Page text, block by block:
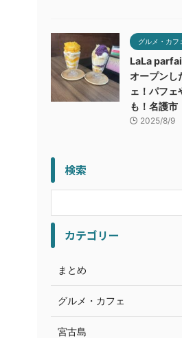
グルメ・カフ
LaLa
オープンし
ェ！パフェ
も！名護市
2025/8/9
検索
カテゴリー
まとめ
グルメ・カフェ
宮古島